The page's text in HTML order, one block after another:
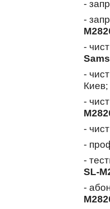
-
-
-
-
Киев;
-
-
-
-
SL-
-